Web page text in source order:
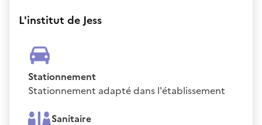
L'institut de Jess
Stationnement
Stationnement adapté dans l'établissement
Sanitaire